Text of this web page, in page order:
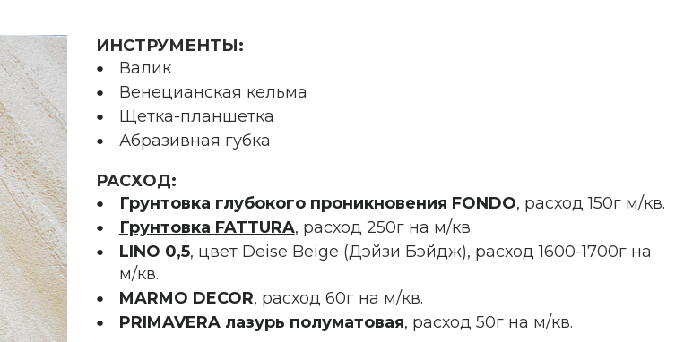
ИНСТРУМЕНТЫ:
Валик
Венецианская кельма
Щетка-планшетка
Абразивная губка
РАСХОД:
Грунтовка глубокого проникновения FONDO, расход 150г м/кв.
Грунтовка FATTURA, расход 250г на м/кв.
LINO 0,5, цвет Deise Beige (Дэйзи Бэйдж), расход 1600-1700г на
м/кв.
MARMO DECOR, расход 60г на м/кв.
PRIMAVERA лазурь полуматовая, расход 50г на м/кв.